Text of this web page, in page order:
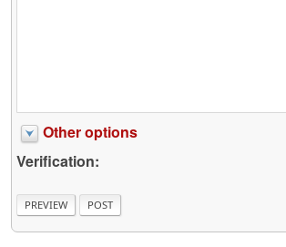
Other options
Verification: